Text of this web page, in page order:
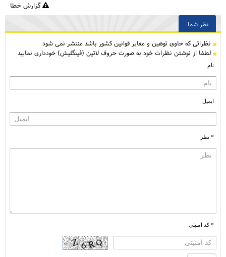
گزارش خطا
نظر شما
نظراتی كه حاوی توهین و مغایر قوانین کشور باشد منتشر نمی شود
لطفا از نوشتن نظرات خود به صورت حروف لاتین (فینگلیش) خودداری نمایید
نام
ایمیل
* نظر
* کد امنیتی